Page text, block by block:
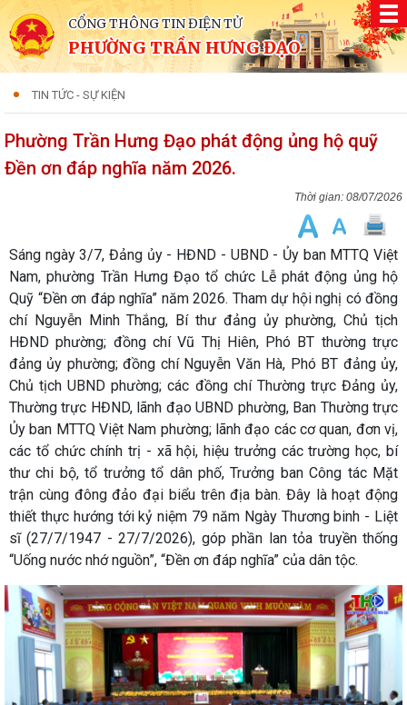
CỔNG THÔNG TIN ĐIỆN TỬ
PHƯỜNG TRẦN HƯNG ĐẠO
TIN TỨC - SỰ KIỆN
Phường Trần Hưng Đạo phát động ủng hộ quỹ
Đền ơn đáp nghĩa năm 2026.
08/07/2026
Sáng ngày 3/7, Đảng ủy - HĐND - UBND - Ủy ban MTTQ Việt
Nam, phường Trần Hưng Đạo tổ chức Lễ phát động ủng hộ
Quỹ “Đền ơn đáp nghĩa” năm 2026. Tham dự hội nghị có đồng
chí Nguyễn Minh Thắng, Bí thư đảng ủy phường, Chủ tịch
HĐND phường; đồng chí Vũ Thị Hiên, Phó BT thường trực
đảng ủy phường; đồng chí Nguyễn Văn Hà, Phó BT đảng ủy,
Chủ tịch UBND phường; các đồng chí Thường trực Đảng ủy,
Thường trực HĐND, lãnh đạo UBND phường, Ban Thường trực
Ủy ban MTTQ Việt Nam phường; lãnh đạo các cơ quan, đơn vị,
các tổ chức chính trị - xã hội, hiệu trưởng các trường học, bí
thư chi bộ, tổ trưởng tổ dân phố, Trưởng ban Công tác Mặt
trận cùng đông đảo đại biểu trên địa bàn. Đây là hoạt động
thiết thực hướng tới kỷ niệm 79 năm Ngày Thương binh - Liệt
sĩ (27/7/1947 - 27/7/2026), góp phần lan tỏa truyền thống
“Uống nước nhớ nguồn”, “Đền ơn đáp nghĩa” của dân tộc.